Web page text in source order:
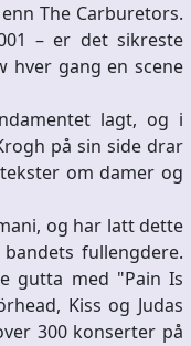
The Carburetors.
– er det sikreste
hver gang en scene
lagt, og i
på sin side drar
om damer og
og har latt dette
fullengdere.
gutta med "Pain Is
Kiss og Judas
300 konserter på